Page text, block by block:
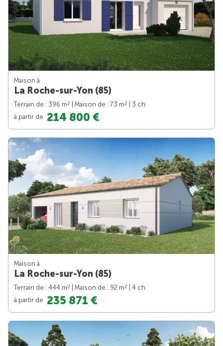
Maison à
La Roche-sur-Yon (85)
Terrain de : 396 m2 | Maison de : 73 m2
| 3 ch.
à partir de 214 800 €
Maison à
La Roche-sur-Yon (85)
Terrain de : 444 m2 | Maison de : 92 m2
| 4 ch.
à partir de 235 871 €